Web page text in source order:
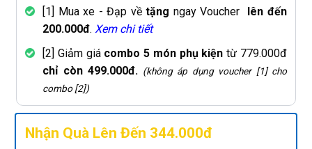
[1] Mua xe - Đạp vềtặng ngay Voucher lên đến
200.000đ. Xem chi tiết
[2] Giảm giá combo 5 món phụ kiện từ 779.000đ
chỉ còn 499.000đ. (không áp dụng voucher [1] cho
combo [2])
Nhận Quà Lên Đến 344.000đ